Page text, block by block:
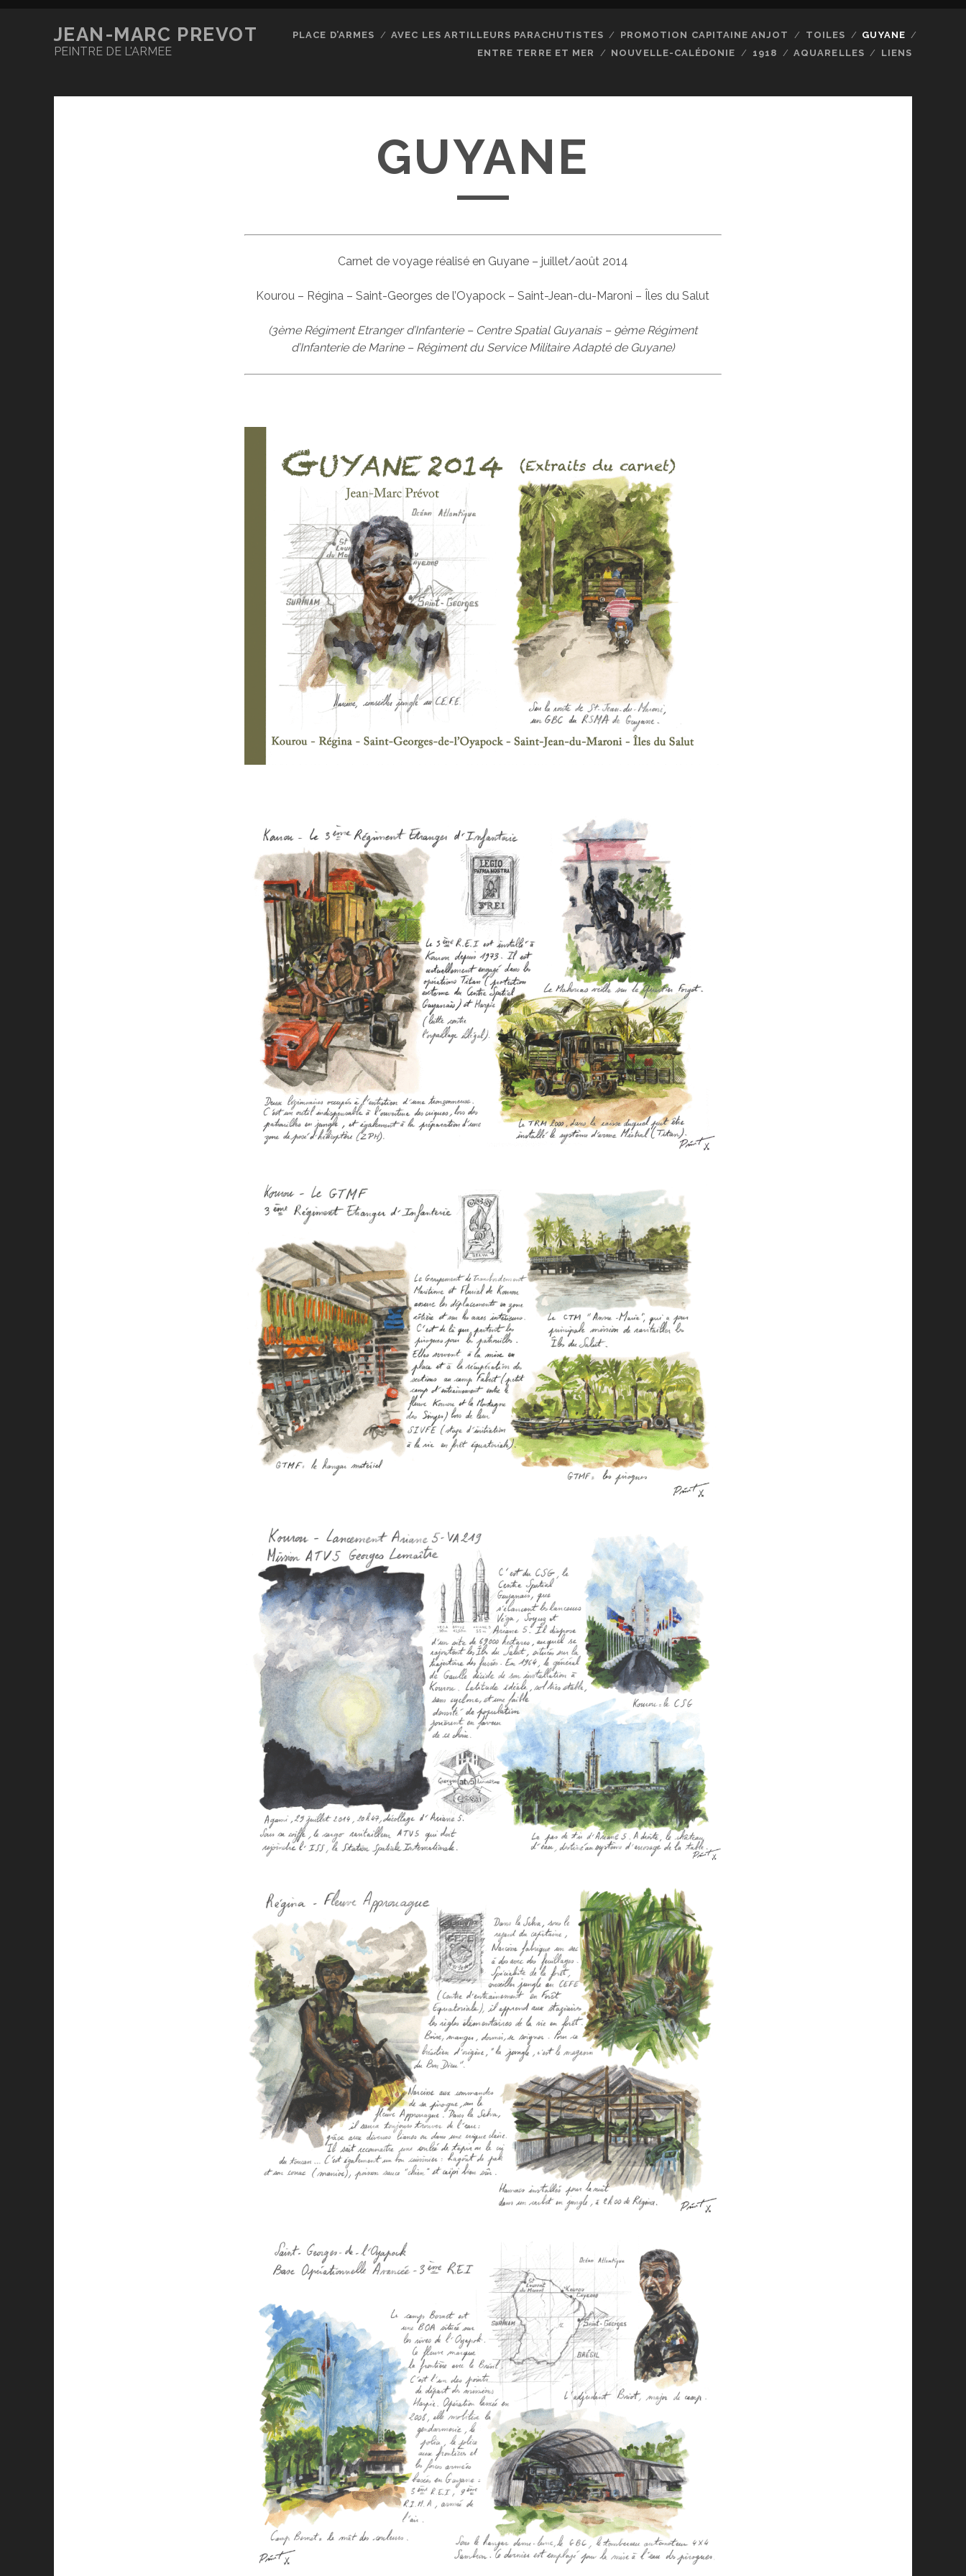
JEAN-MARC PREVOT
PEINTRE DE L'ARMEE
PLACE D’ARMES AVEC LES ARTILLEURS PARACHUTISTES PROMOTION CAPITAINE ANJOT TOILES
GUYANE
ENTRE TERRE ET MER
NOUVELLE-CALÉDONIE 1918 AQUARELLES LIENS
GUYANE
Carnet de voyage réalisé en Guyane – juillet/août 2014
Kourou – Régina – Saint-Georges de l’Oyapock – Saint-Jean-du-Maroni – Îles du Salut
(3ème Régiment Etranger d’Infanterie – Centre Spatial Guyanais – 9ème Régiment
d’Infanterie de Marine – Régiment du Service Militaire Adapté de Guyane)